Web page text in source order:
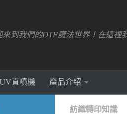
來到我們的DTF魔法世界！在這裡
UV直噴機 產品介紹
紡織轉印知識